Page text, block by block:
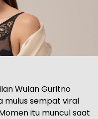
Wulan Guritno
mulus sempat viral
itu muncul saat